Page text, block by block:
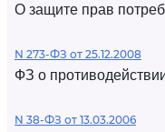
О защите прав
N 273-ФЗ от 25.12.2008
ФЗ о
N 38-ФЗ от 13.03.2006